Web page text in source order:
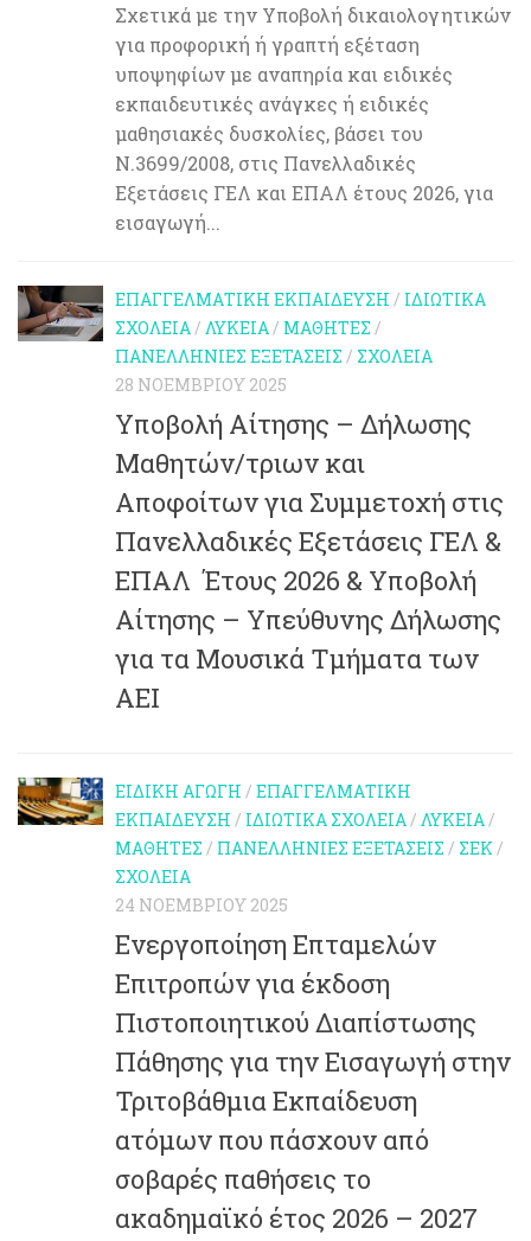
Σχετικά με την Υποβολή δικαιολογητικών
για προφορική ή γραπτή εξέταση
υποψηφίων με αναπηρία και ειδικές
εκπαιδευτικές ανάγκες ή ειδικές
μαθησιακές δυσκολίες, βάσει του
Ν.3699/2008, στις Πανελλαδικές
Εξετάσεις ΓΕΛ και ΕΠΑΛ έτους 2026, για
εισαγωγή...
ΕΠΑΓΓΕΛΜΑΤΙΚΉ ΕΚΠΑΊΔΕΥΣΗ / ΙΔΙΩΤΙΚΆ
ΣΧΟΛΕΊΑ / ΛΎΚΕΙΑ / ΜΑΘΗΤΈΣ /
ΠΑΝΕΛΛΉΝΙΕΣ ΕΞΕΤΆΣΕΙΣ / ΣΧΟΛΕΊΑ
28 ΝΟΕΜΒΡΊΟΥ 2025
Υποβολή Αίτησης – Δήλωσης
Μαθητών/τριων και
Αποφοίτων για Συμμετοχή στις
Πανελλαδικές Εξετάσεις ΓΕΛ &
ΕΠΑΛ Έτους 2026 & Υποβολή
Αίτησης – Υπεύθυνης Δήλωσης
για τα Μουσικά Τμήματα των
ΑΕΙ
ΕΙΔΙΚΉ ΑΓΩΓΉ / ΕΠΑΓΓΕΛΜΑΤΙΚΉ
ΕΚΠΑΊΔΕΥΣΗ / ΙΔΙΩΤΙΚΆ ΣΧΟΛΕΊΑ / ΛΎΚΕΙΑ /
ΜΑΘΗΤΈΣ / ΠΑΝΕΛΛΉΝΙΕΣ ΕΞΕΤΆΣΕΙΣ / ΣΕΚ /
ΣΧΟΛΕΊΑ
24 ΝΟΕΜΒΡΊΟΥ 2025
Ενεργοποίηση Επταμελών
Επιτροπών για έκδοση
Πιστοποιητικού Διαπίστωσης
Πάθησης για την Εισαγωγή στην
Τριτοβάθμια Εκπαίδευση
ατόμων που πάσχουν από
σοβαρές παθήσεις το
ακαδημαϊκό έτος 2026 – 2027